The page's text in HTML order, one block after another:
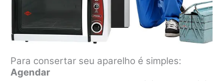
Para consertar seu aparelho é simples:
Agendar